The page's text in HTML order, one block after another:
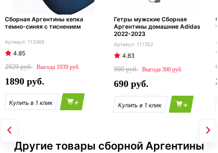
Сборная Аргентины кепка
темно-синяя с тиснением
113366
4.85
2929
1039
1890
+
Гетры мужские Сборная
Аргентины домашние Adidas
2022-2023
117352
4.83
990
300
690
+
Другие товары сборной Аргентины